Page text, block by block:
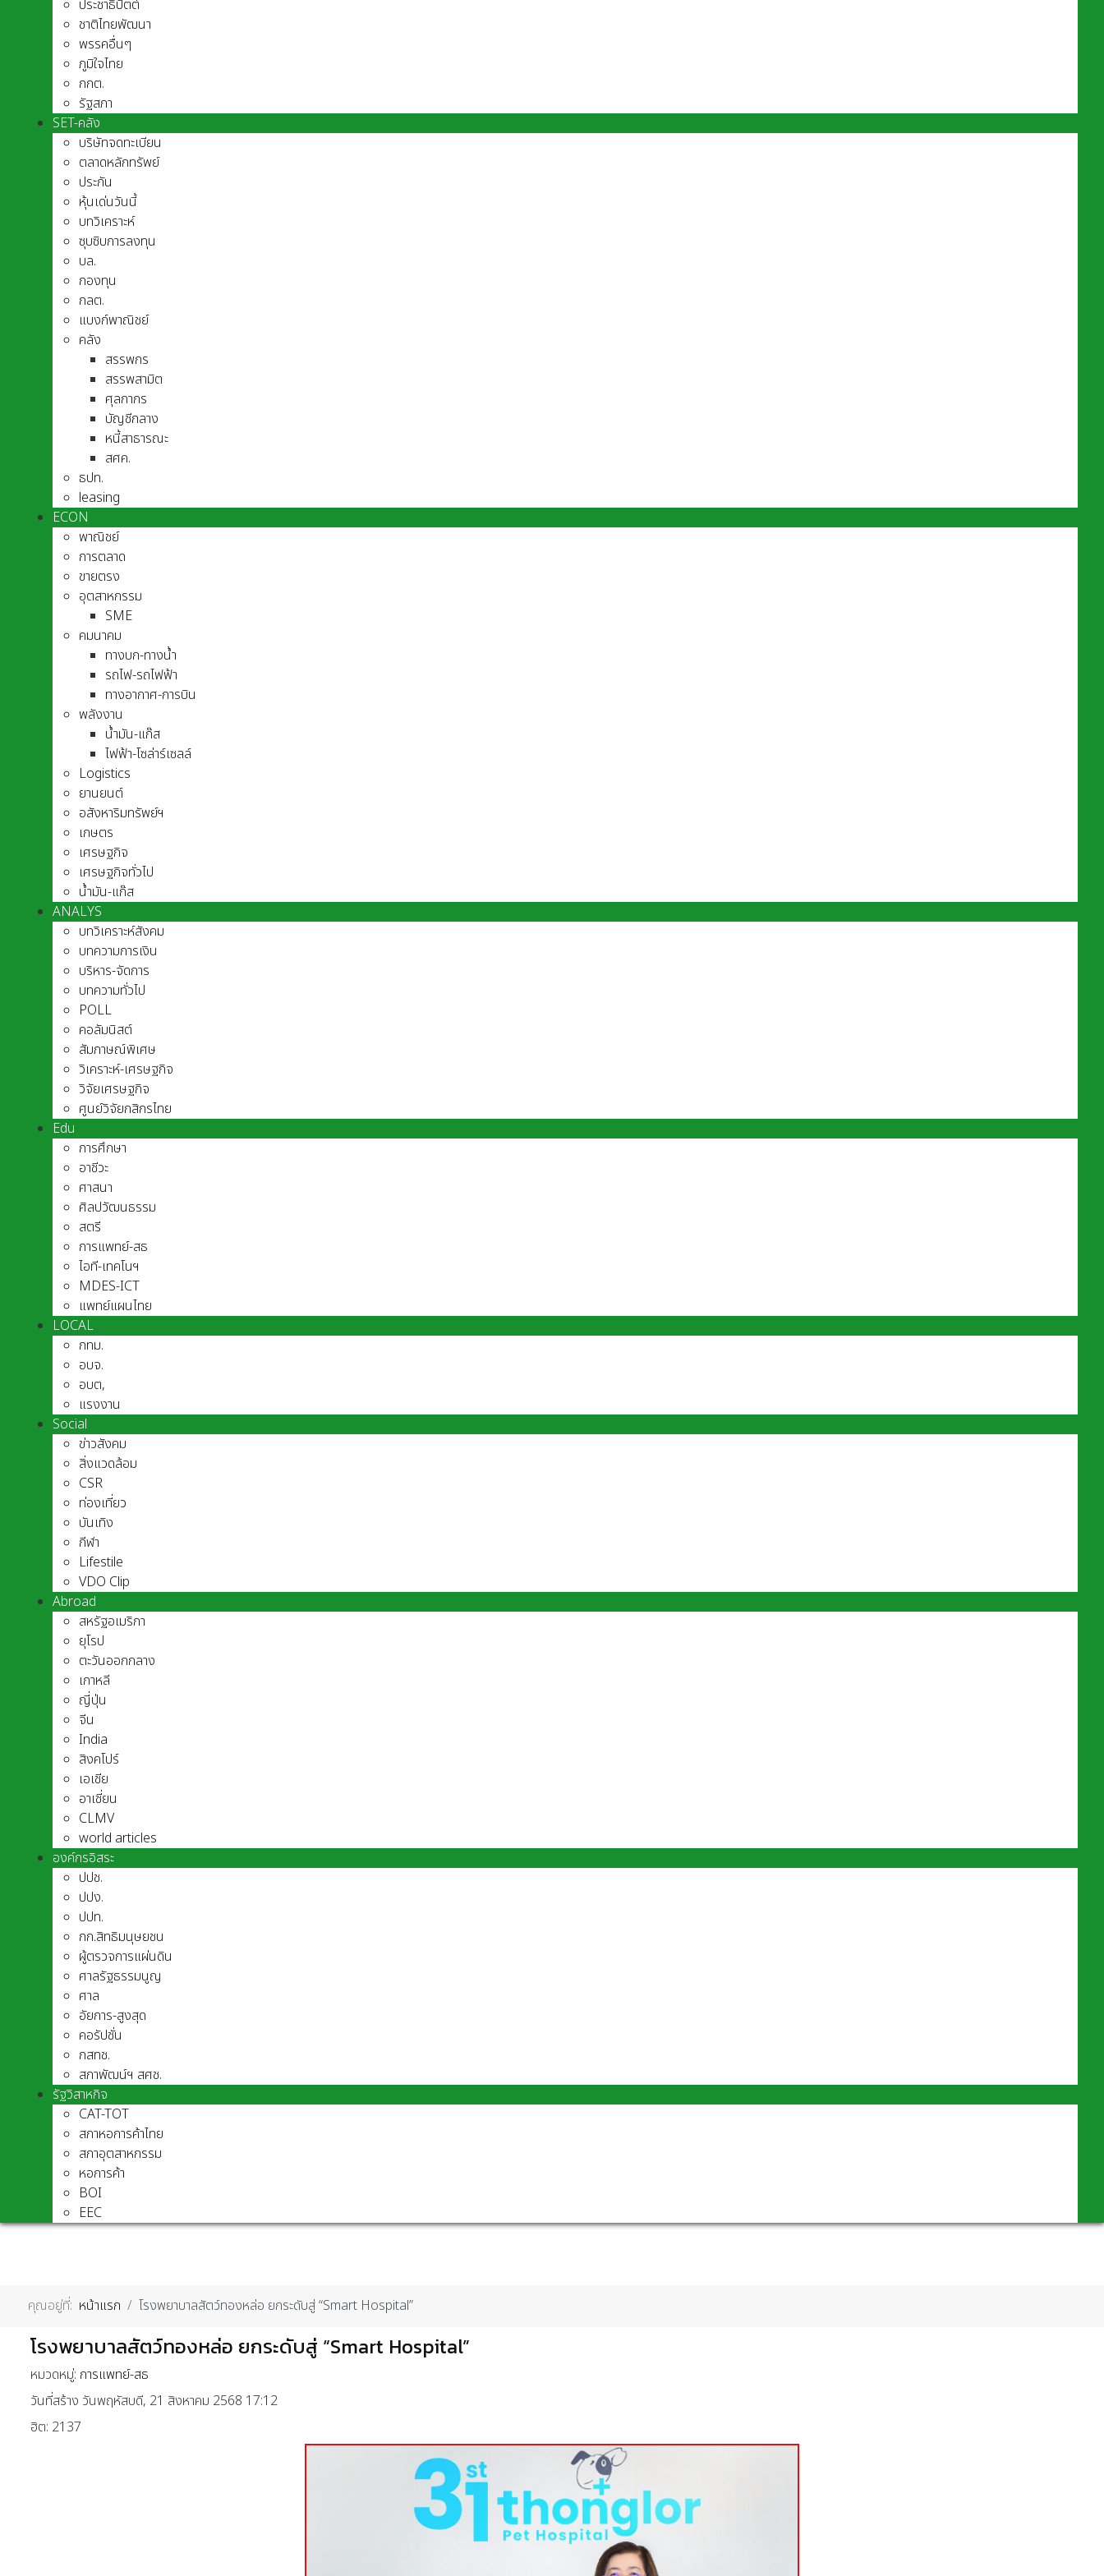
ประชาธิปัตต์
ชาติไทยพัฒนา
พรรคอื่นๆ
ภูมิใจไทย
กกต.
รัฐสภา
SET-คลัง
บริษัทจดทะเบียน
ตลาดหลักทรัพย์
ประกัน
หุ้นเด่นวันนี้
บทวิเคราะห์
ซุบซิบการลงทุน
บล.
กองทุน
กลต.
แบงก์พาณิชย์
คลัง
สรรพกร
สรรพสามิต
ศุลกากร
บัญชีกลาง
หนี้สาธารณะ
สศค.
ธปท.
leasing
ECON
พาณิชย์
การตลาด
ขายตรง
อุตสาหกรรม
SME
คมนาคม
ทางบก-ทางน้ำ
รถไฟ-รถไฟฟ้า
ทางอากาศ-การบิน
พลังงาน
น้ำมัน-แก๊ส
ไฟฟ้า-โซล่าร์เซลล์
Logistics
ยานยนต์
อสังหาริมทรัพย์ฯ
เกษตร
เศรษฐกิจ
เศรษฐกิจทั่วไป
น้ำมัน-แก๊ส
ANALYS
บทวิเคราะห์สังคม
บทความการเงิน
บริหาร-จัดการ
บทความทั่วไป
POLL
คอลัมนิสต์
สัมภาษณ์พิเศษ
วิเคราะห์-เศรษฐกิจ
วิจัยเศรษฐกิจ
ศูนย์วิจัยกสิกรไทย
Edu
การศึกษา
อาชีวะ
ศาสนา
ศิลปวัฒนธรรม
สตรี
การแพทย์-สธ
ไอที-เทคโนฯ
MDES-ICT
แพทย์แผนไทย
LOCAL
กทม.
อบจ.
อบต,
แรงงาน
Social
ข่าวสังคม
สิ่งแวดล้อม
CSR
ท่องเที่ยว
บันเทิง
กีฬา
Lifestile
VDO Clip
Abroad
สหรัฐอเมริกา
ยุโรป
ตะวันออกกลาง
เกาหลี
ญี่ปุ่น
จีน
India
สิงคโปร์
เอเชีย
อาเชี่ยน
CLMV
world articles
องค์กรอิสระ
ปปช.
ปปง.
ปปท.
กก.สิทธิมนุษยชน
ผู้ตรวจการแผ่นดิน
ศาลรัฐธรรมนูญ
ศาล
อัยการ-สูงสุด
คอรัปชั่น
กสทช.
สภาพัฒน์ฯ สศช.
รัฐวิสาหกิจ
CAT-TOT
สภาหอการค้าไทย
สภาอุตสาหกรรม
หอการค้า
BOI
EEC
คุณอยู่ที่: หน้าแรก โรงพยาบาลสัตว์ทองหล่อ ยกระดับสู่ “Smart Hospital”
โรงพยาบาลสัตว์ทองหล่อ ยกระดับสู่ “Smart Hospital”
หมวดหมู่: การแพทย์-สธ
วันที่สร้าง วันพฤหัสบดี, 21 สิงหาคม 2568 17:12
ฮิต: 2137